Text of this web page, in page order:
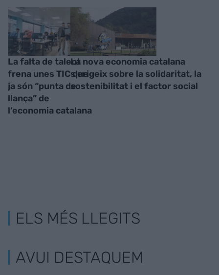
La falta de talent
frena unes TIC que
ja són “punta de
llança” de
l’economia catalana
La nova economia catalana
s’erigeix sobre la solidaritat, la
sostenibilitat i el factor social
ELS MÉS LLEGITS
AVUI DESTAQUEM